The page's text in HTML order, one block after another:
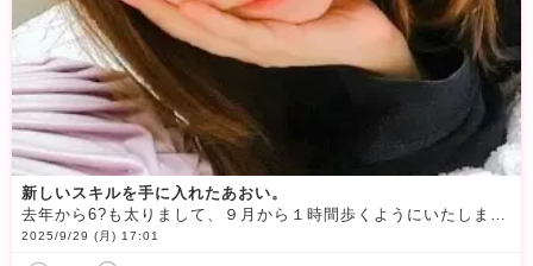
新しいスキルを手に入れたあおい。
去年から6?も太りまして、９月から１時間歩くようにいたしました
2025/9/29 (月) 17:01